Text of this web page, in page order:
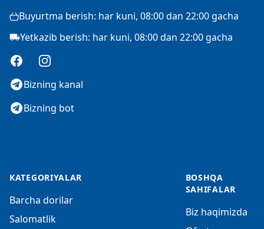
Buyurtma berish: har kuni, 08:00 dan 22:00 gacha
Yetkazib berish: har kuni, 08:00 dan 22:00 gacha
FacebookInstagram
Bizning kanal
Bizning bot
KATEGORIYALAR
Barcha dorilar
Salomatlik
BOSHQA
SAHIFALAR
Biz haqimizda